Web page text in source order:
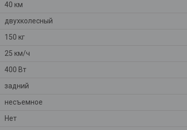
40 км
двухколесный
150 кг
25 км/ч
400 Вт
задний
несъемное
Нет